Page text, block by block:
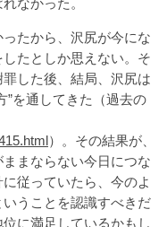
たから、沢尻が今にな
たとしか思えない。そ
した後、結局、沢尻は
”を通してきた（過去の
）。その結果が、
まならない今日につな
従っていたら、今のよ
うことを認識すべきだ
に満足しているかもし